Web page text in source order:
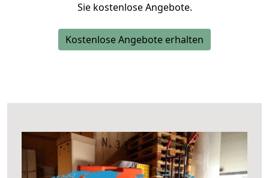
Sie kostenlose Angebote.
Kostenlose Angebote erhalten